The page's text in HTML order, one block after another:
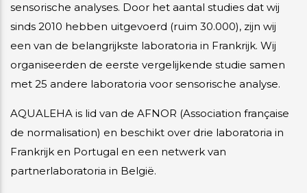
sensorische analyses. Door het aantal studies dat wij
sinds 2010 hebben uitgevoerd (ruim 30.000), zijn wij
een van de belangrijkste laboratoria in Frankrijk. Wij
organiseerden de eerste vergelijkende studie samen
met 25 andere laboratoria voor sensorische analyse.
AQUALEHA is lid van de AFNOR (Association française
de normalisation) en beschikt over drie laboratoria in
Frankrijk en Portugal en een netwerk van
partnerlaboratoria in België.